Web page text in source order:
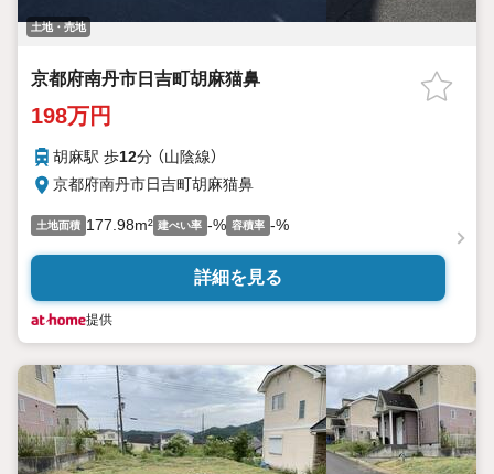
土地・売地
京都府南丹市日吉町胡麻猫鼻
198万円
胡麻駅 歩12分 （山陰線）
京都府南丹市日吉町胡麻猫鼻
土地面積 177.98m² 建ぺい率 -% 容積率 -%
詳細を見る
提供